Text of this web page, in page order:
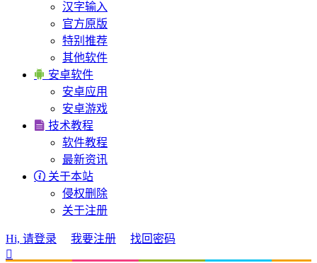
汉字输入
官方原版
特别推荐
其他软件
 安卓软件
安卓应用
安卓游戏
 技术教程
软件教程
最新资讯
 关于本站
侵权删除
关于注册
Hi, 请登录 我要注册
找回密码
